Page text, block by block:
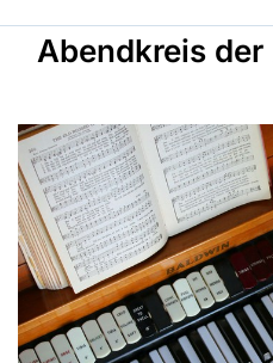
Abendkreis der